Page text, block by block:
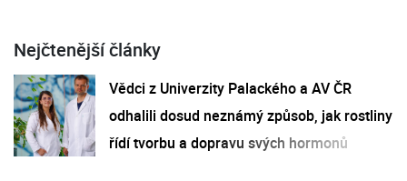
Nejčtenější články
Vědci z Univerzity Palackého a AV ČR
odhalili dosud neznámý způsob, jak rostliny
řídí tvorbu a dopravu svých hormonů